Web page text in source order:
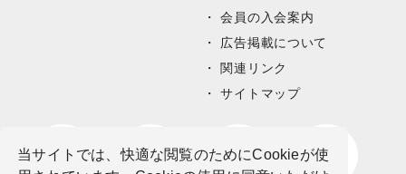
当サイトでは、快適な閲覧のためにCookieが使
会員の入会案内
広告掲載について
関連リンク
サイトマップ